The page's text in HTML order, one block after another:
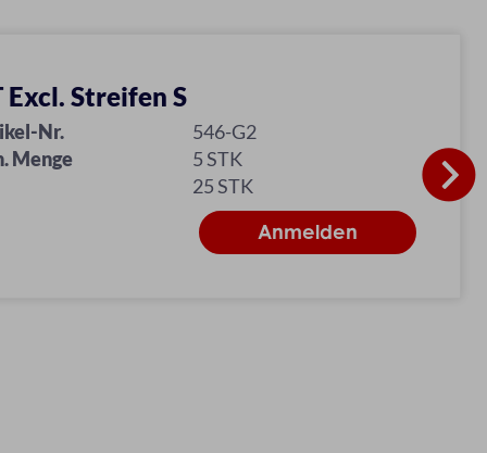
Excl. Streifen S
Nr.
546-G2
Menge
5 STK
25 STK